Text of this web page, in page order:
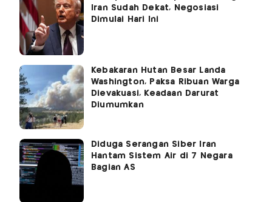
Iran Sudah Dekat, Negosiasi
Dimulai Hari Ini
Kebakaran Hutan Besar Landa
Washington, Paksa Ribuan Warga
Dievakuasi, Keadaan Darurat
Diumumkan
Diduga Serangan Siber Iran
Hantam Sistem Air di 7 Negara
Bagian AS